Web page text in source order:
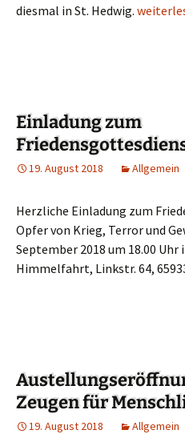
diesmal in St. Hedwig.
Einladung zum
19. August 2018 Allgemein
Herzliche Einladung zum
Opfer von Krieg, Terror und
September 2018 um 18.00
Himmelfahrt, Linkstr. 64,
Zeugen für
19. August 2018 Allgemein